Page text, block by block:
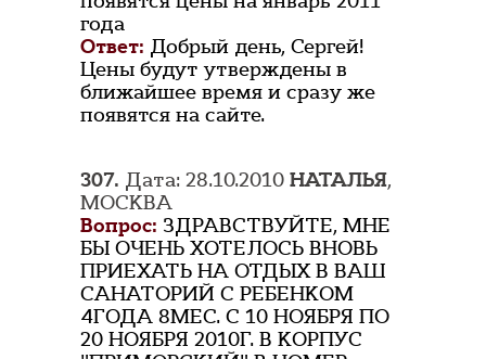
года
Ответ: Добрый день, Сергей!
Цены будут утверждены в
ближайшее время и сразу же
появятся на сайте.
307. Дата: 28.10.2010 НАТАЛЬЯ,
МОСКВА
Вопрос: ЗДРАВСТВУЙТЕ, МНЕ
БЫ ОЧЕНЬ ХОТЕЛОСЬ ВНОВЬ
ПРИЕХАТЬ НА ОТДЫХ В ВАШ
САНАТОРИЙ С РЕБЕНКОМ
4ГОДА 8МЕС. С 10 НОЯБРЯ ПО
20 НОЯБРЯ 2010Г. В КОРПУС